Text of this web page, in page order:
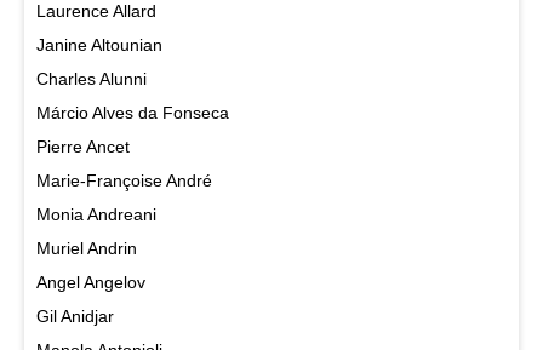
Laurence Allard
Janine Altounian
Charles Alunni
Márcio Alves da Fonseca
Pierre Ancet
Marie-Françoise André
Monia Andreani
Muriel Andrin
Angel Angelov
Gil Anidjar